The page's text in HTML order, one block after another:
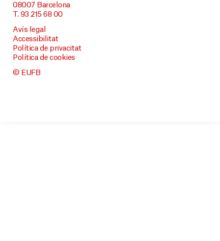
08007 Barcelona
T. 93 215 68 00
Avís legal
Accessibilitat
Política de privacitat
Política de cookies
© EUFB